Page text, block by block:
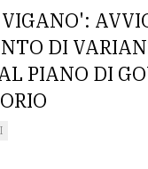
DI
PIANO DI